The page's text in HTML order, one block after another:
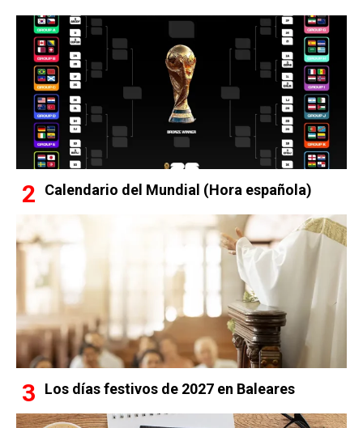
Calendario del Mundial (Hora española)
Los días festivos de 2027 en Baleares